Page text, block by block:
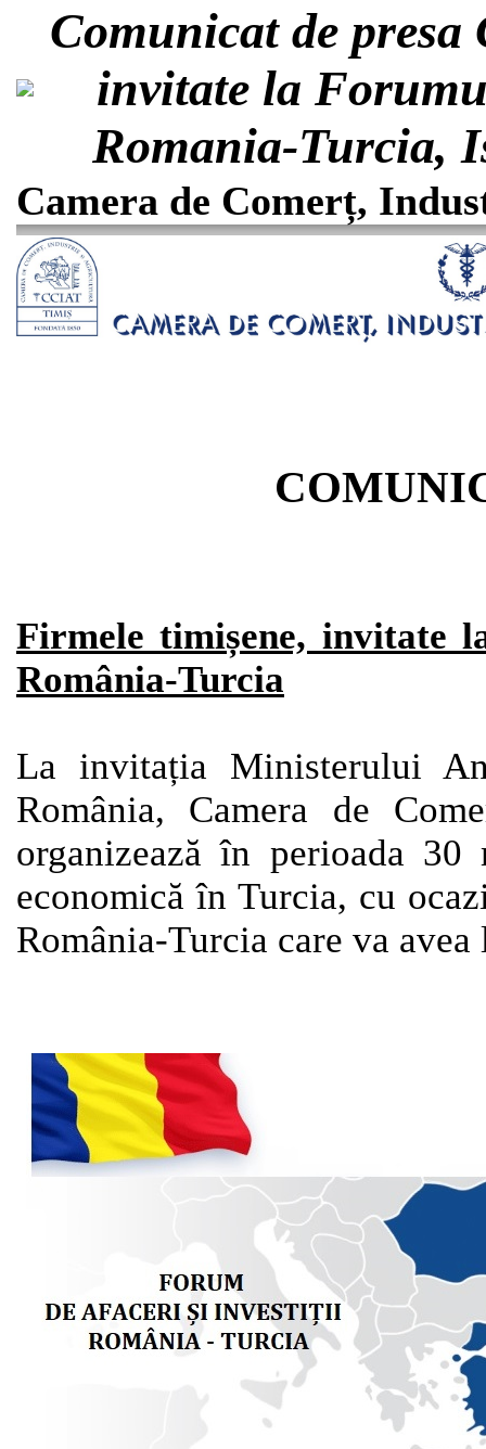
Comunicat de
invitate la
Romania-Turcia,
Camera de Comerț,
Firmele timișene, invitate
România-Turcia
La invitația Ministerului
România, Camera de
organizează în perioada
economică în Turcia, cu
România-Turcia care va